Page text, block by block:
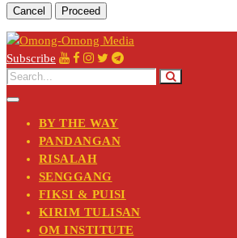
Cancel
Subscribe
BY THE WAY
PANDANGAN
RISALAH
SENGGANG
FIKSI & PUISI
KIRIM TULISAN
OM INSTITUTE